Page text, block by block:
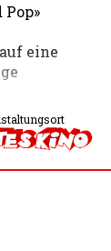
eine